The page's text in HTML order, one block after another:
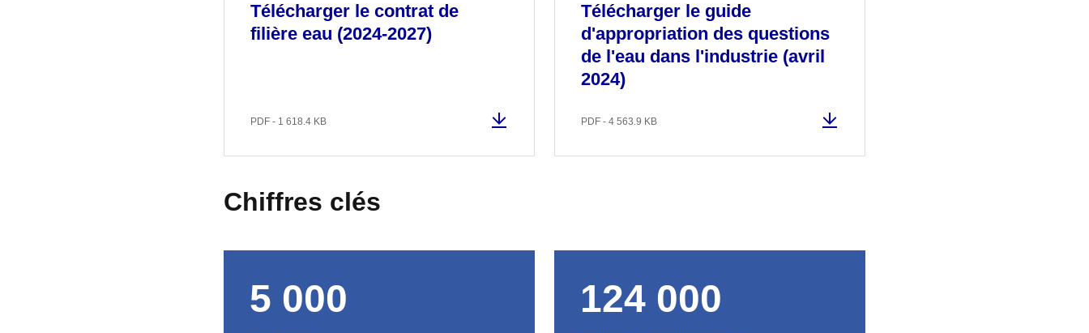
Télécharger le contrat de
filière eau (2024-2027)
PDF - 1 618.4 KB
Télécharger le guide
d'appropriation des questions
de l'eau dans l'industrie (avril
2024)
PDF - 4 563.9 KB
Chiffres clés
5 000 124 000